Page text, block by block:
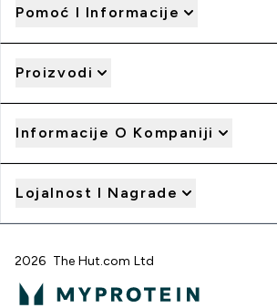
Pomoć I Informacije
Proizvodi
Informacije O Kompaniji
Lojalnost I Nagrade
2026 The Hut.com Ltd